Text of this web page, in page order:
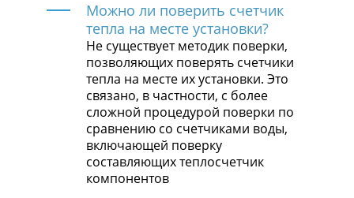
Можно ли поверить счетчик
тепла на месте установки?
Не существует методик поверки,
позволяющих поверять счетчики
тепла на месте их установки. Это
связано, в частности, с более
сложной процедурой поверки по
сравнению со счетчиками воды,
включающей поверку
составляющих теплосчетчик
компонентов